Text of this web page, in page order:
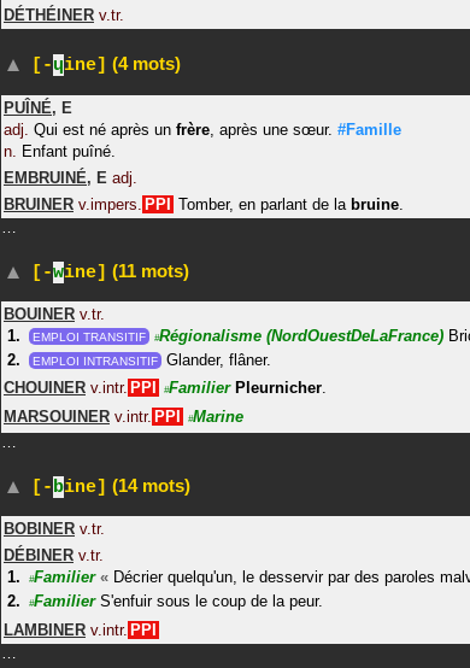
DÉTHÉINER v.tr.
[-ɥine] (4 mots)
PUÎNÉ, E
adj. Qui est né après un frère , après une sœur. #Famille
n. Enfant puîné.
EMBRUINÉ, E adj.
BRUINER v.impers. PPI Tomber, en parlant de la bruine
[-wine] (11 mots)
BOUINER v.tr.
EMPLOI TRANSITIF #Régionalisme (NordOuestDeLaFrance)
EMPLOI INTRANSITIF
Glander, flâner.
CHOUINER v.intr. PPI #Familier Pleurnicher
MARSOUINER v.intr. PPI #Marine
[-bine] (14 mots)
BOBINER v.tr.
DÉBINER v.tr.
#Familier « Décrier quelqu'un, le desservir par des paroles
#Familier S'enfuir sous le coup de la peur.
LAMBINER v.intr. PPI
…